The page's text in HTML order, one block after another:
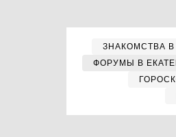
ЗНАКОМСТВА В
ФОРУМЫ В